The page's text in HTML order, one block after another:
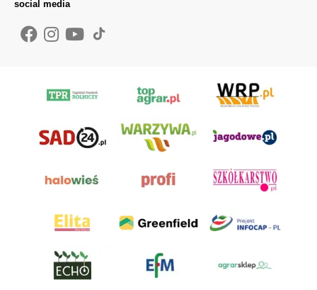
social media